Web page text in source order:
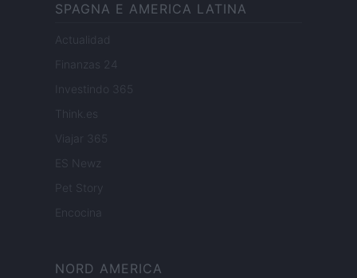
SPAGNA E AMERICA LATINA
Actualidad
Finanzas 24
Investindo 365
Think.es
Viajar 365
ES Newz
Pet Story
Encocina
NORD AMERICA